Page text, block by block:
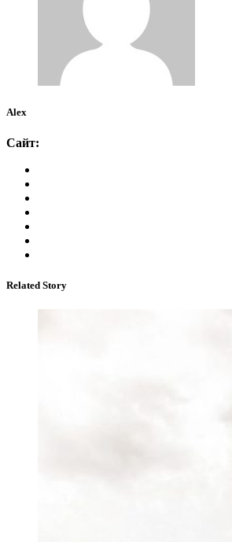
Alex
Сайт:
Related Story